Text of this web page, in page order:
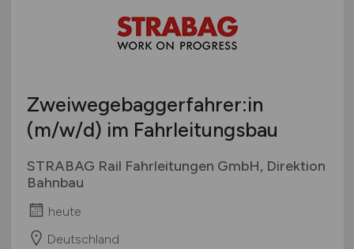
Zweiwegebaggerfahrer:in
(m/w/d) im Fahrleitungsbau
STRABAG Rail Fahrleitungen GmbH, Direktion
Bahnbau
heute
Deutschland